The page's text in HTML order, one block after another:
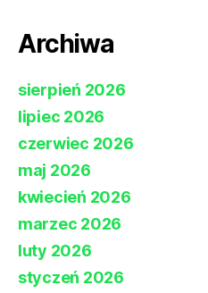
Archiwa
sierpień 2026
lipiec 2026
czerwiec 2026
maj 2026
kwiecień 2026
marzec 2026
luty 2026
styczeń 2026